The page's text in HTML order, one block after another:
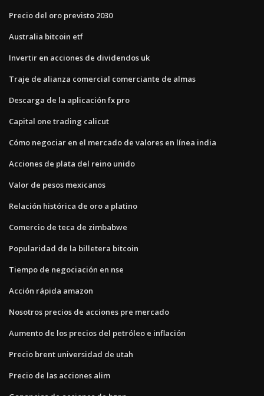
Precio del oro previsto 2030
Australia bitcoin etf
Invertir en acciones de dividendos uk
Traje de alianza comercial comerciante de almas
Descarga de la aplicación fx pro
Capital one trading calicut
Cómo negociar en el mercado de valores en línea india
Acciones de plata del reino unido
Valor de pesos mexicanos
Relación histórica de oro a platino
Comercio de teca de zimbabwe
Popularidad de la billetera bitcoin
Tiempo de negociación en nse
Acción rápida amazon
Nosotros precios de acciones pre mercado
Aumento de los precios del petróleo e inflación
Precio brent universidad de utah
Precio de las acciones alim